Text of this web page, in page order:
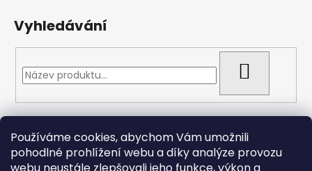
Používáme cookies, abychom Vám umožnili
pohodlné prohlížení webu a díky analýze provozu
Vyhledávání
Přijímáme online platby